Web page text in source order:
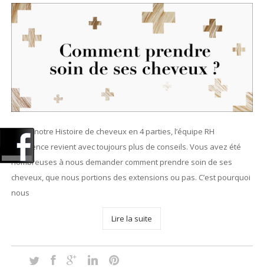
Après notre Histoire de cheveux en 4 parties, l’équipe RH
Excellence revient avec toujours plus de conseils. Vous avez été
nombreuses à nous demander comment prendre soin de ses
cheveux, que nous portions des extensions ou pas. C’est pourquoi
nous
Lire la suite